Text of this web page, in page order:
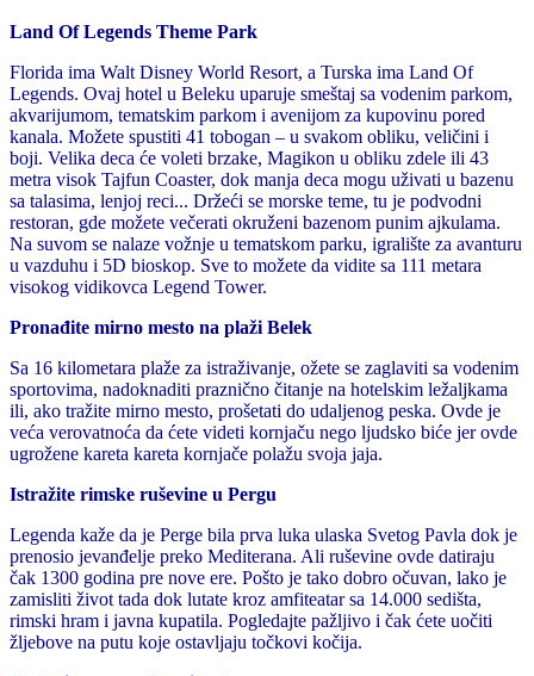
Land Of Legends Theme Park
Florida ima Walt Disney World Resort, a Turska ima Land Of
Legends. Ovaj hotel u Beleku uparuje smeštaj sa vodenim parkom,
akvarijumom, tematskim parkom i avenijom za kupovinu pored
kanala. Možete spustiti 41 tobogan – u svakom obliku, veličini i
boji. Velika deca će voleti brzake, Magikon u obliku zdele ili 43
metra visok Tajfun Coaster, dok manja deca mogu uživati u bazenu
sa talasima, lenjoj reci... Držeći se morske teme, tu je podvodni
restoran, gde možete večerati okruženi bazenom punim ajkulama.
Na suvom se nalaze vožnje u tematskom parku, igralište za avanturu
u vazduhu i 5D bioskop. Sve to možete da vidite sa 111 metara
visokog vidikovca Legend Tower.
Pronađite mirno mesto na plaži Belek
Sa 16 kilometara plaže za istraživanje, ožete se zaglaviti sa vodenim
sportovima, nadoknaditi praznično čitanje na hotelskim ležaljkama
ili, ako tražite mirno mesto, prošetati do udaljenog peska. Ovde je
veća verovatnoća da ćete videti kornjaču nego ljudsko biće jer ovde
ugrožene kareta kareta kornjače polažu svoja jaja.
Istražite rimske ruševine u Pergu
Legenda kaže da je Perge bila prva luka ulaska Svetog Pavla dok je
prenosio jevanđelje preko Mediterana. Ali ruševine ovde datiraju
čak 1300 godina pre nove ere. Pošto je tako dobro očuvan, lako je
zamisliti život tada dok lutate kroz amfiteatar sa 14.000 sedišta,
rimski hram i javna kupatila. Pogledajte pažljivo i čak ćete uočiti
žljebove na putu koje ostavljaju točkovi kočija.